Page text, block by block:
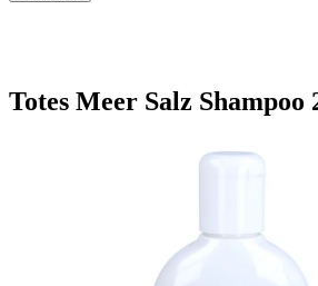
Totes Meer Salz Shampoo